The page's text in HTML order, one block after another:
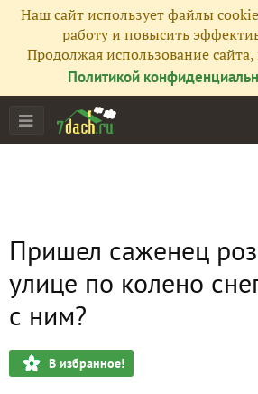
Наш сайт использует файлы
работу и повысить
Продолжая использование сайта,
Политикой
Пришел саженец
улице по колено
с ним?
В избранное!